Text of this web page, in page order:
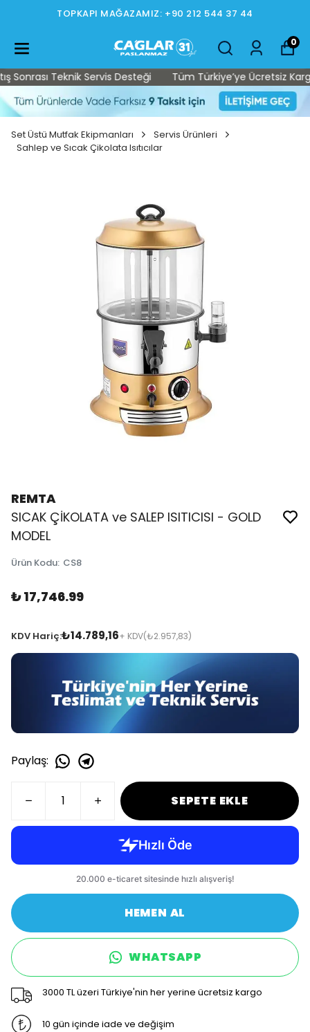
TOPKAPI MAĞAZAMIZ: +90 212 544 37 44
0
Teknik Servis Desteği Tüm Türkiye’ye Ücretsiz Kargo
Set Üstü Mutfak Ekipmanları
Servis Ürünleri
Sahlep ve Sıcak Çikolata Isıtıcılar
REMTA
SICAK ÇİKOLATA ve SALEP ISITICISI - GOLD
MODEL
Ürün Kodu: CS8
₺ 17,746.99
KDV Hariç:₺14.789,16+ KDV(₺2.957,83)
Paylaş:
SEPETE EKLE
HEMEN AL
WHATSAPP
3000 TL üzeri Türkiye'nin her yerine ücretsiz kargo
10 gün içinde iade ve değişim